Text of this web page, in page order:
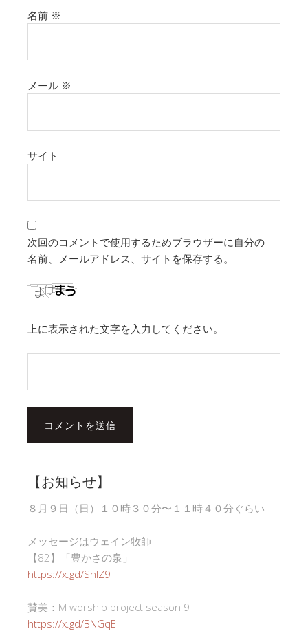
名前 ※
メール ※
サイト
次回のコメントで使用するためブラウザーに自分の
名前、メールアドレス、サイトを保存する。
上に表示された文字を入力してください。
【お知らせ】
８月９日（日）１０時３０分〜１１時４０分ぐらい
メッセージはウェイン牧師
【82】「豊かさの泉」
https://x.gd/SnlZ9
賛美：M worship project season 9
https://x.gd/BNGqE